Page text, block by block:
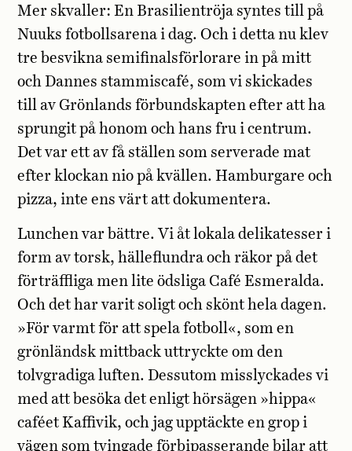
Mer skvaller: En Brasilientröja syntes till på
Nuuks fotbollsarena i dag. Och i detta nu klev
tre besvikna semifinalsförlorare in på mitt
och Dannes stammiscafé, som vi skickades
till av Grönlands förbundskapten efter att ha
sprungit på honom och hans fru i centrum.
Det var ett av få ställen som serverade mat
efter klockan nio på kvällen. Hamburgare och
pizza, inte ens värt att dokumentera.
Lunchen var bättre. Vi åt lokala delikatesser i
form av torsk, hälleflundra och räkor på det
förträffliga men lite ödsliga Café Esmeralda.
Och det har varit soligt och skönt hela dagen.
»För varmt för att spela fotboll«, som en
grönländsk mittback uttryckte om den
tolvgradiga luften. Dessutom misslyckades vi
med att besöka det enligt hörsägen »hippa«
caféet Kaffivik, och jag upptäckte en grop i
vägen som tvingade förbipasserande bilar att